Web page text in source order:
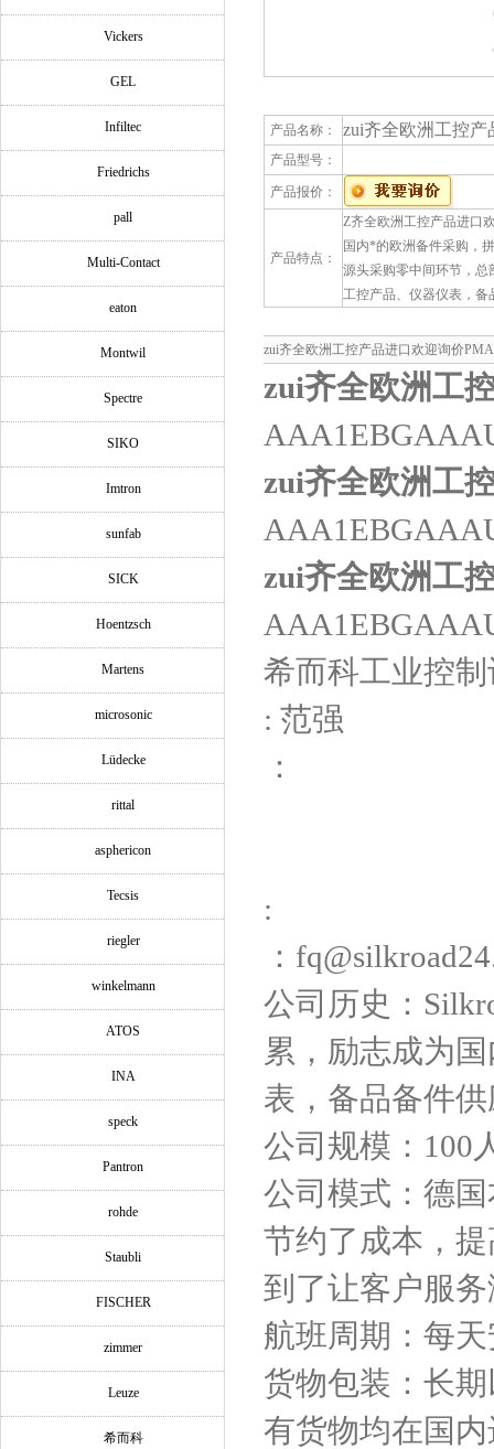
Vickers
GEL
Infiltec
Friedrichs
pall
Multi-Contact
eaton
Montwil
Spectre
SIKO
Imtron
sunfab
SICK
Hoentzsch
Martens
microsonic
Lüdecke
rittal
asphericon
Tecsis
riegler
winkelmann
ATOS
INA
speck
Pantron
rohde
Staubli
FISCHER
zimmer
Leuze
希而科
产品名称： zui齐全欧洲工控
产品型号：
产品报价：
产品特点：
Z齐全欧洲工控产品进口
国内*的欧洲备件采购，
源头采购零中间环节，
工控产品、仪器仪表，
zui齐全欧洲工控产品进口欢迎询价
zui齐全欧洲工
zui齐全欧洲工
zui齐全欧洲工
希而科工业控
: 范强
：
:
：
公司历史：
累，励志成为
表，备品备件
公司规模：100
公司模式：德
节约了成本，
到了让客户服
航班周期：每
货物包装：长
有货物均在国